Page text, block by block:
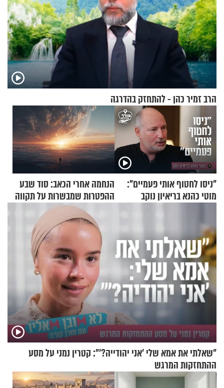
הרב זמיר כהן - להתחזק בהדרגה
"ניסו לחטוף אותי פעמיים":
מוטי כהנא בריאיון נוקב
הנחמה אחרי הכאב: סוד שבע
ההפטרות שמבשרות על תקווה
"שאלתי את אמא שלי 'אני יהודייה?'": קטרין נמני על מסע
ההתחזקות המרגש